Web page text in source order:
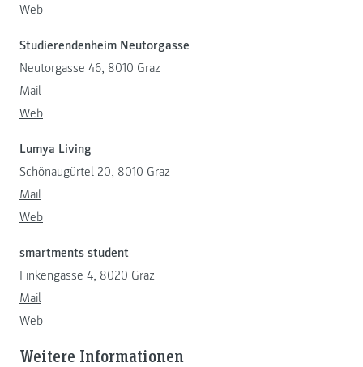
Web
Studierendenheim Neutorgasse
Neutorgasse 46, 8010 Graz
Mail
Web
Lumya Living
Schönaugürtel 20, 8010 Graz
Mail
Web
smartments student
Finkengasse 4, 8020 Graz
Mail
Web
Weitere Informationen